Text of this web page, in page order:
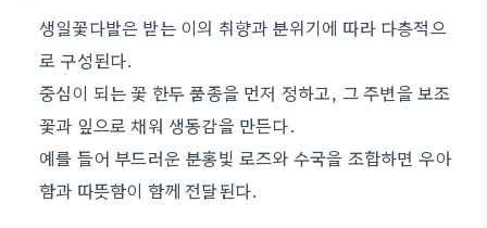
생일꽃다발은 받는 이의 취향과 분위기에 따라 다층적으
로 구성된다.
중심이 되는 꽃 한두 품종을 먼저 정하고, 그 주변을 보조
꽃과 잎으로 채워 생동감을 만든다.
예를 들어 부드러운 분홍빛 로즈와 수국을 조합하면 우아
함과 따뜻함이 함께 전달된다.